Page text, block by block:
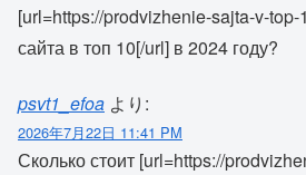
[url=https://prodvizhenie-sajta-v-
сайта в топ 10[/url] в 2024 году?
psvt1_efoa より:
2026年7月22日 11:41 PM
Сколько стоит [url=https://